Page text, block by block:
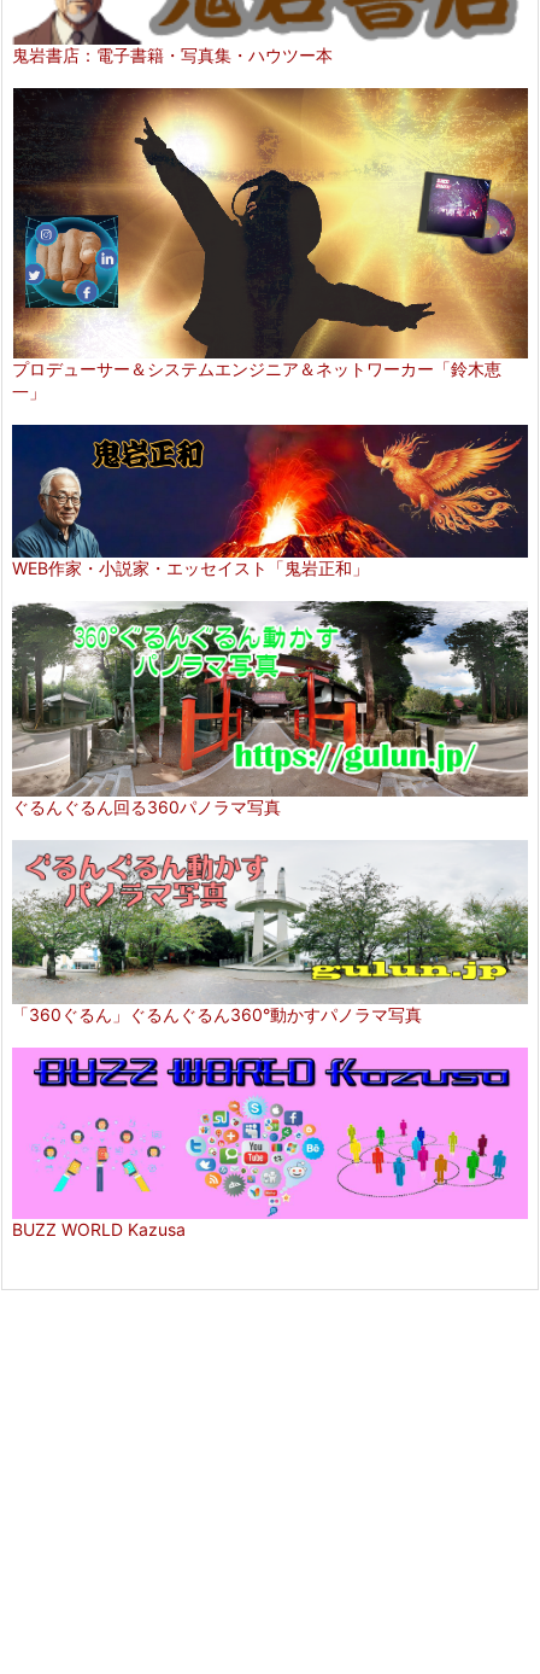
鬼岩書店：電子書籍・写真集・ハウツー本
プロデューサー＆システムエンジニア＆ネットワーカー「鈴木恵
一」
WEB作家・小説家・エッセイスト「鬼岩正和」
ぐるんぐるん回る360パノラマ写真
「360ぐるん」ぐるんぐるん360°動かすパノラマ写真
BUZZ WORLD Kazusa